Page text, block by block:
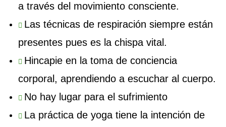
a través del movimiento consciente.
Las técnicas de respiración siempre están
presentes pues es la chispa vital.
Hincapie en la toma de conciencia
corporal, aprendiendo a escuchar al cuerpo.
No hay lugar para el sufrimiento
La práctica de yoga tiene la intención de